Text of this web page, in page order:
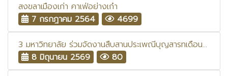
สงขลาเมืองเก่า คาเฟ่อย่างเก๋า
7 กรกฎาคม 2564
4699
3 มหาวิทยาลัย ร่วมจัดงานสืบสานประเพณีบุญสารทเดือนสิบ ประจำปี 2568: คุณค่าสารทศิลป์ สงขลาสู่เมืองมรดกโลก
8 มิถุนายน 2569
80